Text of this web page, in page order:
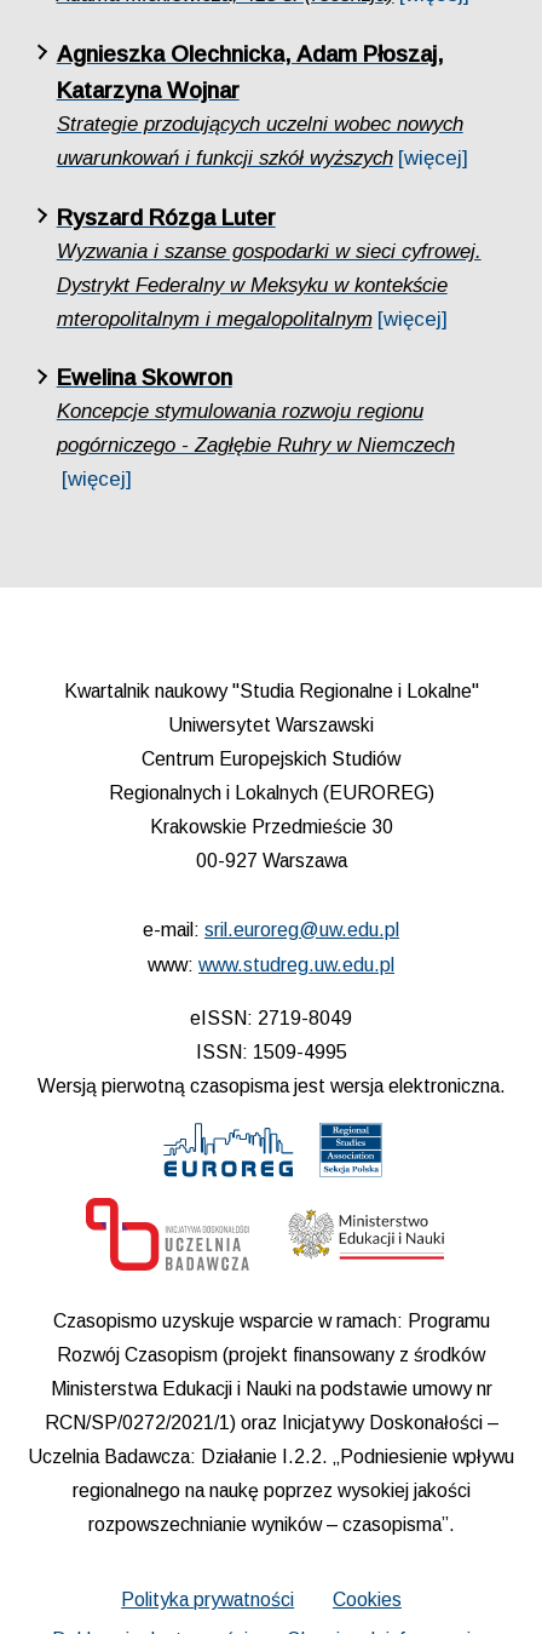
Agnieszka Olechnicka, Adam Płoszaj,
Katarzyna Wojnar
Strategie przodujących uczelni wobec nowych
uwarunkowań i funkcji szkół wyższych [więcej]
Ryszard Rózga Luter
Wyzwania i szanse gospodarki w sieci cyfrowej.
Dystrykt Federalny w Meksyku w kontekście
mteropolitalnym i megalopolitalnym [więcej]
Ewelina Skowron
Koncepcje stymulowania rozwoju regionu
pogórniczego - Zagłębie Ruhry w Niemczech
[więcej]
Kwartalnik naukowy "Studia Regionalne i Lokalne"
Uniwersytet Warszawski
Centrum Europejskich Studiów
Regionalnych i Lokalnych (EUROREG)
Krakowskie Przedmieście 30
00-927 Warszawa
e-mail: sril.euroreg@uw.edu.pl
www: www.studreg.uw.edu.pl
eISSN: 2719-8049
ISSN: 1509-4995
Wersją pierwotną czasopisma jest wersja elektroniczna.
Czasopismo uzyskuje wsparcie w ramach: Programu
Rozwój Czasopism (projekt finansowany z środków
Ministerstwa Edukacji i Nauki na podstawie umowy nr
RCN/SP/0272/2021/1) oraz Inicjatywy Doskonałości –
Uczelnia Badawcza: Działanie I.2.2. „Podniesienie wpływu
regionalnego na naukę poprzez wysokiej jakości
rozpowszechnianie wyników – czasopisma”.
Polityka prywatności
Cookies